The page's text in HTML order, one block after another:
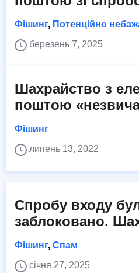
Фішинг, Потенційно
березень 7, 2025
Шахрайство з
поштою
Фішинг
липень 13, 2022
Спробу входу
заблоковано.
Фішинг, Спам
січня 27, 2025